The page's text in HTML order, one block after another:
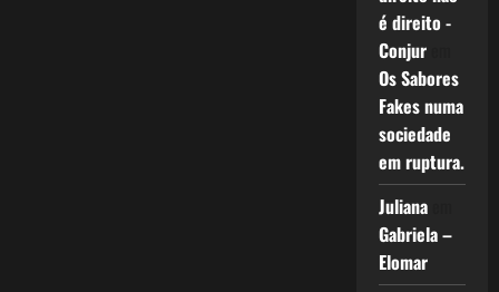
é direito -
Conjurem
Os Sabores
Fakes numa
sociedade
em ruptura.
Julianaem
Gabriela –
Elomar